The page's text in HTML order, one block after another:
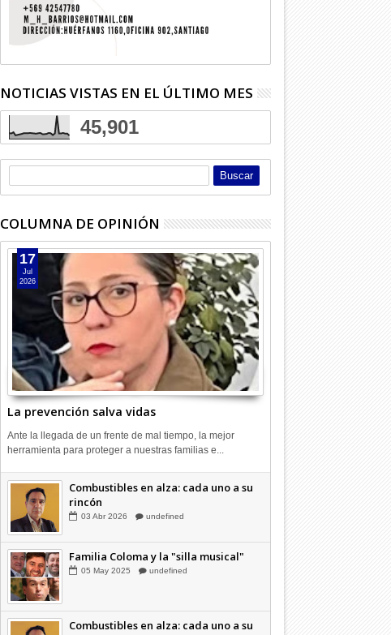
NOTICIAS VISTAS EN EL ÚLTIMO MES
45,901
COLUMNA DE OPINIÓN
La prevención salva vidas
17
Jul
2026
Ante la llegada de un frente de mal tiempo, la mejor
herramienta para proteger a nuestras familias e...
Hagamos la trazabilidad de los
candidatos
09 Dic 2025 undefined
Combustibles en alza: cada uno a su
rincón
Familia Coloma y la "silla musical"